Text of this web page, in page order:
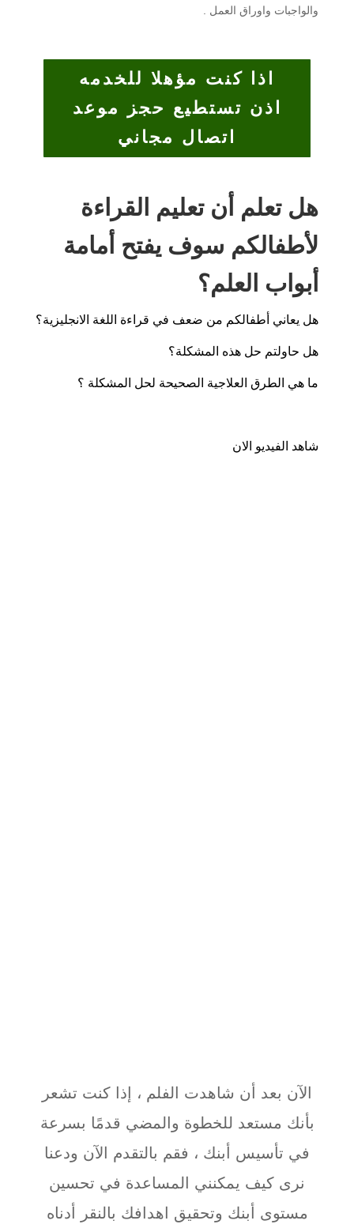
والواجبات واوراق العمل .
اذا كنت مؤهلا للخدمه
اذن تستطيع حجز موعد
اتصال مجاني
هل تعلم أن تعليم القراءة
لأطفالكم سوف يفتح أمامة
أبواب العلم؟
هل يعاني أطفالكم من ضعف في قراءة اللغة الانجليزية؟
هل حاولتم حل هذه المشكلة؟
ما هي الطرق العلاجية الصحيحة لحل المشكلة ؟
شاهد الفيديو الان
الآن بعد أن شاهدت الفلم ، إذا كنت تشعر
بأنك مستعد للخطوة والمضي قدمًا بسرعة
في تأسيس أبنك ، فقم بالتقدم الآن ودعنا
نرى كيف يمكنني المساعدة في تحسين
مستوى أبنك وتحقيق اهدافك بالنقر أدناه